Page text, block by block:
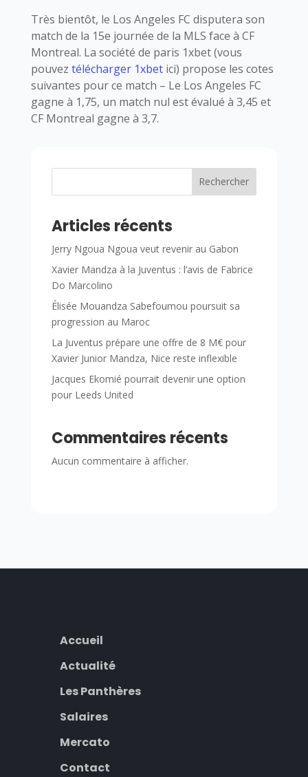
Très bientôt, le Los Angeles FC disputera son
match de la 15e journée de la MLS face à CF
Montreal. La société de paris 1xbet (vous
pouvez télécharger 1xbetici) propose les cotes
suivantes pour ce match – Le Los Angeles FC
gagne à 1,75, un match nul est évalué à 3,45 et
CF Montreal gagne à 3,7.
Rechercher
Articles récents
Jerry Ngoua Ngoua veut revenir au Gabon
Xavier Mandza à la Juventus : l’avis de Fabrice
Do Marcolino
Élisée Mouandza Sabefoumou poursuit sa
progression au Maroc
La Juventus prépare une offre de 8 M€ pour
Xavier Junior Mandza, Nice reste inflexible
Jacques Ekomié pourrait devenir une option
pour Leeds United
Commentaires récents
Aucun commentaire à afficher.
Accueil
Actualité
Les Panthères
Salaires
Mercato
Contact